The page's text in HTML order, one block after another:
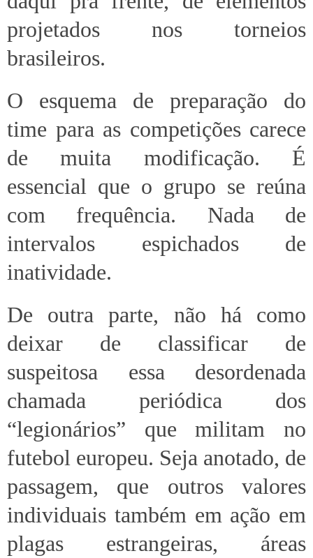
projetados nos torneios
brasileiros.
O esquema de preparação do
time para as competições carece
de muita modificação. É
essencial que o grupo se reúna
com frequência. Nada de
intervalos espichados de
inatividade.
De outra parte, não há como
deixar de classificar de
suspeitosa essa desordenada
chamada periódica dos
“legionários” que militam no
futebol europeu. Seja anotado, de
passagem, que outros valores
individuais também em ação em
plagas estrangeiras, áreas